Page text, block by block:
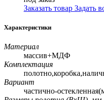
Заказать товар Задать
Характеристики
Материал
массив+МДФ
Комплектация
Вариант
частично-